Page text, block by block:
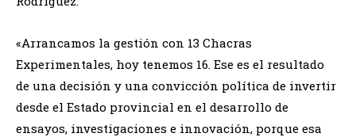
«Arrancamos la gestión con 13 Chacras
Experimentales, hoy tenemos 16. Ese es el resultado
de una decisión y una convicción política de invertir
desde el Estado provincial en el desarrollo de
ensayos, investigaciones e innovación, porque esa